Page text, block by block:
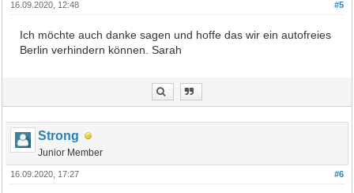
#5
16.09.2020, 12:48
Ich möchte auch danke sagen und hoffe das wir ein autofreies
Berlin verhindern können. Sarah
Strong
Junior Member
#6
16.09.2020, 17:27